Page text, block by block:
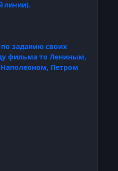
линии).
заданию своих
фильма то Лениным,
Петром